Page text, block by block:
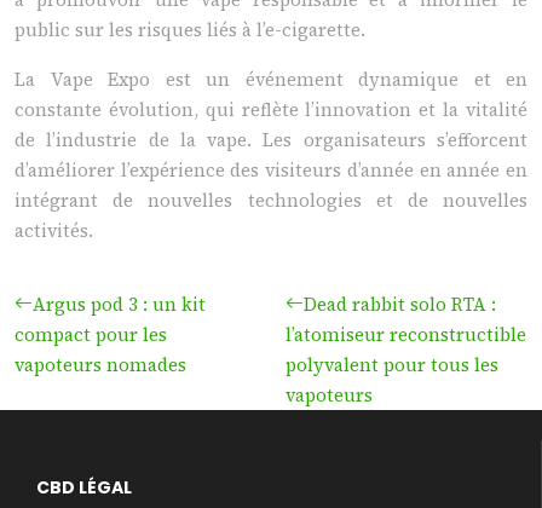
public sur les risques liés à l’e-cigarette.
La Vape Expo est un événement dynamique et en
constante évolution, qui reflète l’innovation et la vitalité
de l’industrie de la vape. Les organisateurs s’efforcent
d’améliorer l’expérience des visiteurs d’année en année en
intégrant de nouvelles technologies et de nouvelles
activités.
Argus pod 3 : un kit
compact pour les
vapoteurs nomades
Dead rabbit solo RTA :
l’atomiseur reconstructible
polyvalent pour tous les
vapoteurs
CBD LÉGAL